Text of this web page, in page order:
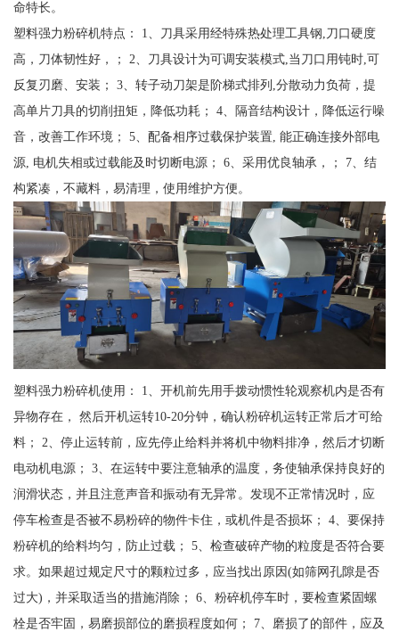
命特长。
塑料强力粉碎机特点： 1、刀具采用经特殊热处理工具钢,刀口硬度
高，刀体韧性好，； 2、刀具设计为可调安装模式,当刀口用钝时,可
反复刃磨、安装； 3、转子动刀架是阶梯式排列,分散动力负荷，提
高单片刀具的切削扭矩，降低功耗； 4、隔音结构设计，降低运行噪
音，改善工作环境； 5、配备相序过载保护装置, 能正确连接外部电
源, 电机失相或过载能及时切断电源； 6、采用优良轴承，； 7、结
构紧凑，不藏料，易清理，使用维护方便。
塑料强力粉碎机使用： 1、开机前先用手拨动惯性轮观察机内是否有
异物存在， 然后开机运转10-20分钟，确认粉碎机运转正常后才可给
料； 2、停止运转前，应先停止给料并将机中物料排净，然后才切断
电动机电源； 3、在运转中要注意轴承的温度，务使轴承保持良好的
润滑状态，并且注意声音和振动有无异常。发现不正常情况时，应
停车检查是否被不易粉碎的物件卡住，或机件是否损坏； 4、要保持
粉碎机的给料均匀，防止过载； 5、检查破碎产物的粒度是否符合要
求。如果超过规定尺寸的颗粒过多，应当找出原因(如筛网孔隙是否
过大)，并采取适当的措施消除； 6、粉碎机停车时，要检查紧固螺
栓是否牢固，易磨损部位的磨损程度如何； 7、磨损了的部件，应及